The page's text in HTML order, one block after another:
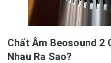
Chất Âm Beosound 2
Nhau Ra Sao?